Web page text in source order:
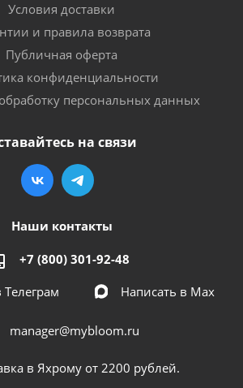
Условия доставки
и правила возврата
Публичная оферта
конфиденциальности
персональных данных
на связи
Наши контакты
+7 (800) 301-92-48
Телеграм
Написать в Мах
manager@mybloom.ru
в Яхрому от 2200 рублей.